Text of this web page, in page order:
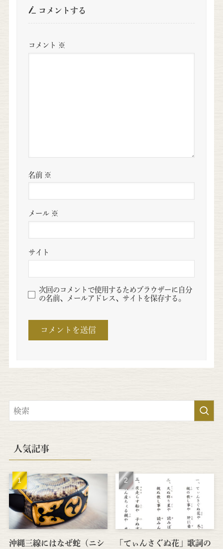
コメントする
コメント ※
名前 ※
メール ※
サイト
次回のコメントで使用するためブラウザーに自分
の名前、メールアドレス、サイトを保存する。
人気記事
沖縄三線にはなぜ蛇（ニシ
「てぃんさぐぬ花」歌詞の